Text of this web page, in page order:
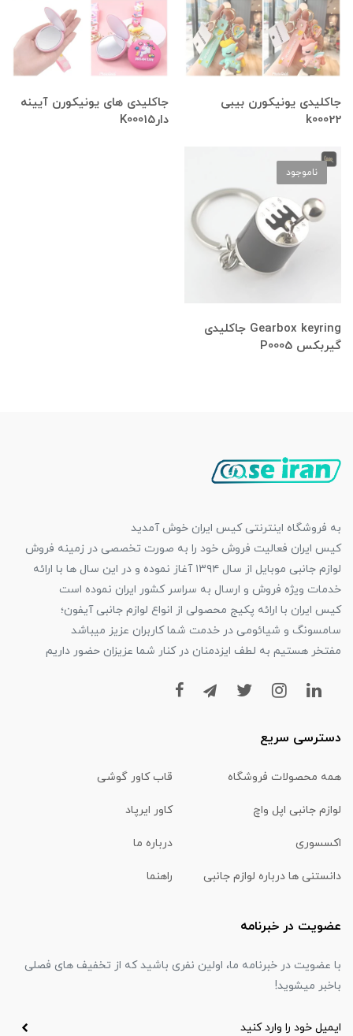
جاکلیدی یونیکورن بیبی
k00022
جاکلیدی های یونیکورن آیینه
دارK00015
Gearbox keyring جاکلیدی
گیربکس P0005
ناموجود
به فروشگاه اینترنتی کیس ایران خوش آمدید
کیس ایران فعالیت فروش خود را به صورت تخصصی در زمینه فروش
لوازم جانبی موبایل از سال ۱۳۹۴ آغاز نموده و در این سال ها با ارائه
خدمات ویژه فروش و ارسال به سراسر کشور ایران نموده است
کیس ایران با ارائه پکیج محصولی از انواع لوازم جانبی آیفون؛
سامسونگ و شیائومی در خدمت شما کاربران عزیز میباشد
مفتخر هستیم به لطف ایزدمنان در کنار شما عزیزان حضور داریم
دسترسی سریع
همه محصولات فروشگاه قاب کاور گوشی
لوازم جانبی اپل واچ کاور ایرپاد
اکسسوری درباره ما
دانستنی ها درباره لوازم جانبی راهنما
عضویت در خبرنامه
با عضویت در خبرنامه ما، اولین نفری باشید که از تخفیف های فصلی
باخبر میشوید!